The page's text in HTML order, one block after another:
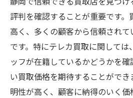
評判を確認することが重要です
高く、多くの顧客から信頼され
です。特にテレカ買取に関しては
ッフが在籍しているかどうかを
い買取価格を期待することがで
明性が高く、顧客に納得のいく